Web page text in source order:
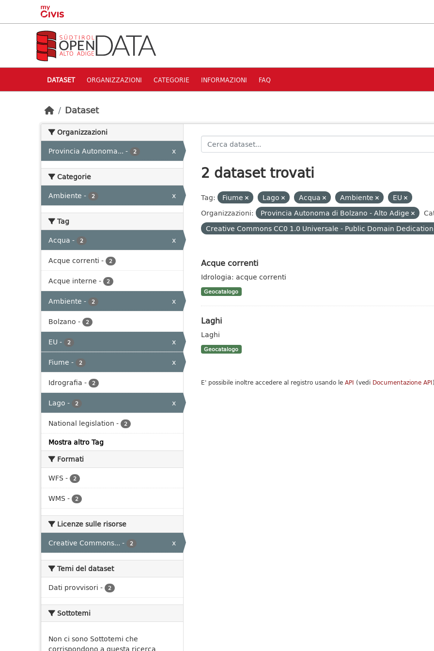
Skip to main content
DATASET ORGANIZZAZIONI CATEGORIE INFORMAZIONI FAQ
Dataset
Organizzazioni
Provincia Autonoma... - 2 x
Categorie
Ambiente - 2 x
Tag
Acqua - 2
x
Acque correnti - 2
Acque interne - 2
Ambiente - 2
x
Bolzano - 2
EU - 2
x
Fiume - 2
x
Idrografia - 2
Lago - 2
x
National legislation - 2
Mostra altro Tag
Formati
WFS - 2
WMS - 2
Licenze sulle risorse
Creative Commons... - 2 x
Temi del dataset
Dati provvisori - 2
Sottotemi
Non ci sono Sottotemi che
corrispondono a questa ricerca
2 dataset trovati
Tag: Fiume Lago Acqua Ambiente
EU
Organizzazioni:
Provincia Autonoma di Bolzano - Alto Adige
Creative Commons CC0 1.0 Universale - Public Domain
Acque correnti
Idrologia: acque correnti
Geocatalogo
Laghi
Laghi
Geocatalogo
E' possibile inoltre accedere al registro usando le API (vedi Documentazione API